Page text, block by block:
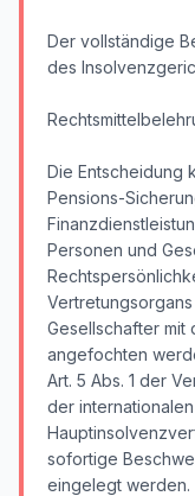
Der vollständige
des
Die Entscheidung
Pensions-
Personen und
Gesellschafter
angefochten
Art. 5 Abs. 1 der
der
sofortige
eingelegt werden.